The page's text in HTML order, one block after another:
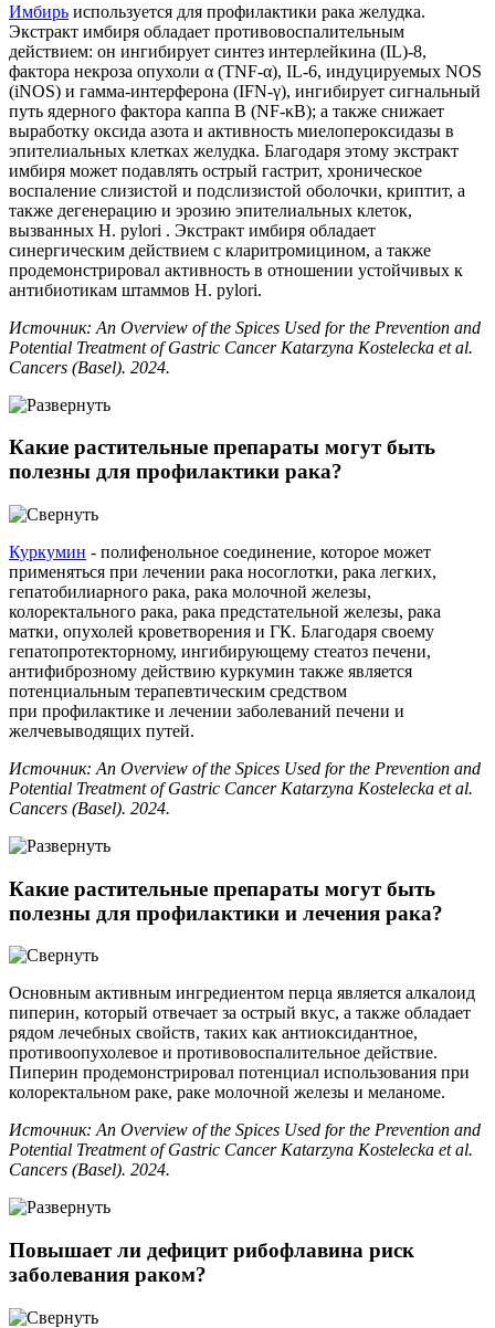
Имбирь используется для профилактики рака желудка.
Экстракт имбиря обладает противовоспалительным
действием: он ингибирует синтез интерлейкина (IL)-8,
фактора некроза опухоли α (TNF-α), IL-6, индуцируемых NOS
(iNOS) и гамма-интерферона (IFN-γ), ингибирует сигнальный
путь ядерного фактора каппа B (NF-κB); а также снижает
выработку оксида азота и активность миелопероксидазы в
эпителиальных клетках желудка. Благодаря этому экстракт
имбиря может подавлять острый гастрит, хроническое
воспаление слизистой и подслизистой оболочки, криптит, а
также дегенерацию и эрозию эпителиальных клеток,
вызванных H. pylori . Экстракт имбиря обладает
синергическим действием с кларитромицином, а также
продемонстрировал активность в отношении устойчивых к
антибиотикам штаммов H. pylori.
Источник: An Overview of the Spices Used for the Prevention and
Potential Treatment of Gastric Cancer Katarzyna Kostelecka et al.
Cancers (Basel). 2024.
Какие растительные препараты могут быть
полезны для профилактики рака?
Куркумин - полифенольное соединение, которое может
применяться при лечении рака носоглотки, рака легких,
гепатобилиарного рака, рака молочной железы,
колоректального рака, рака предстательной железы, рака
матки, опухолей кроветворения и ГК. Благодаря своему
гепатопротекторному, ингибирующему стеатоз печени,
антифиброзному действию куркумин также является
потенциальным терапевтическим средством
при профилактике и лечении заболеваний печени и
желчевыводящих путей.
Источник: An Overview of the Spices Used for the Prevention and
Potential Treatment of Gastric Cancer Katarzyna Kostelecka et al.
Cancers (Basel). 2024.
Какие растительные препараты могут быть
полезны для профилактики и лечения рака?
Основным активным ингредиентом перца является алкалоид
пиперин, который отвечает за острый вкус, а также обладает
рядом лечебных свойств, таких как антиоксидантное,
противоопухолевое и противовоспалительное действие.
Пиперин продемонстрировал потенциал использования при
колоректальном раке, раке молочной железы и меланоме.
Источник: An Overview of the Spices Used for the Prevention and
Potential Treatment of Gastric Cancer Katarzyna Kostelecka et al.
Cancers (Basel). 2024.
Повышает ли дефицит рибофлавина риск
заболевания раком?